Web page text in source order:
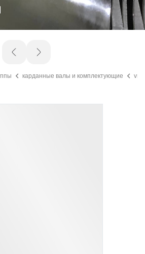
карданные валы и комплектующие